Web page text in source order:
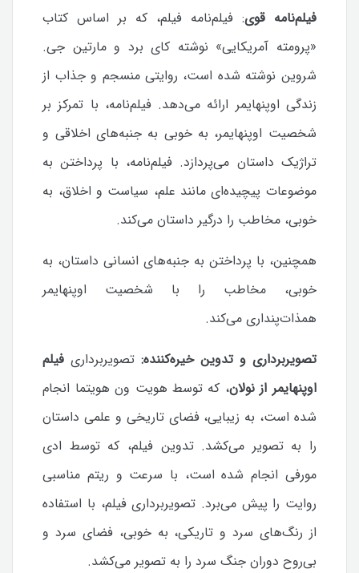
فیلم‌نامه قوی:فیلم‌نامه فیلم، که بر اساس کتاب
«پرومته آمریکایی» نوشته کای برد و مارتین جی.
شروین نوشته شده است، روایتی منسجم و جذاب از
زندگی اوپنهایمر ارائه می‌دهد. فیلم‌نامه، با تمرکز بر
شخصیت اوپنهایمر، به خوبی به جنبه‌های اخلاقی و
تراژیک داستان می‌پردازد. فیلم‌نامه، با پرداختن به
موضوعات پیچیده‌ای مانند علم، سیاست و اخلاق، به
خوبی، مخاطب را درگیر داستان می‌کند.
همچنین، با پرداختن به جنبه‌های انسانی داستان، به
خوبی، مخاطب را با شخصیت اوپنهایمر
همذات‌پنداری می‌کند.
تصویربرداری و تدوین خیره‌کننده: تصویربرداری فیلم
اوپنهایمر از نولان، که توسط هویت ون هویتما انجام
شده است، به زیبایی، فضای تاریخی و علمی داستان
را به تصویر می‌کشد. تدوین فیلم، که توسط ادی
مورفی انجام شده است، با سرعت و ریتم مناسبی
روایت را پیش می‌برد. تصویربرداری فیلم، با استفاده
از رنگ‌های سرد و تاریکی، به خوبی، فضای سرد و
بی‌روح دوران جنگ سرد را به تصویر می‌کشد.